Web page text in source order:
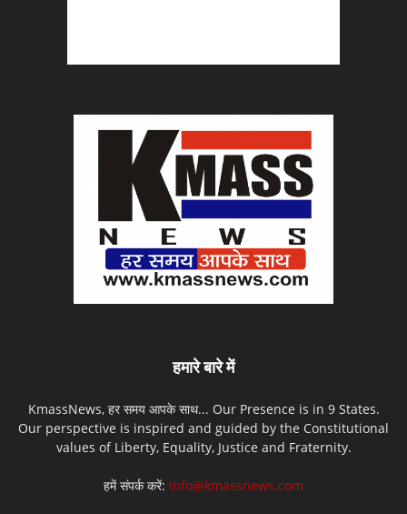
हमारे बारे में
KmassNews, हर समय आपके साथ... Our Presence is in 9 States.
Our perspective is inspired and guided by the Constitutional
values of Liberty, Equality, Justice and Fraternity.
हमें संपर्क करें: info@kmassnews.com